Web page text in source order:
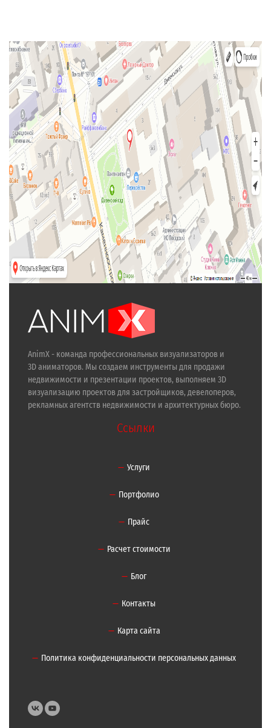
AnimX - команда профессиональных визуализаторов и
3D аниматоров. Мы создаем инструменты для продажи
недвижимости и презентации проектов, выполняем 3D
визуализацию проектов для застройщиков, девелоперов,
рекламных агентств недвижимости и архитектурных бюро.
Ссылки
Услуги
Портфолио
Прайс
Расчет стоимости
Блог
Контакты
Карта сайта
Политика конфиденциальности персональных данных